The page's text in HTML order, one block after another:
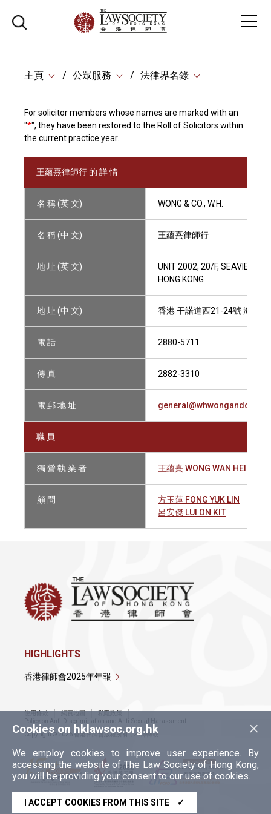
主頁 公眾服務 法律界名錄
For solicitor members whose names are marked with an
"*", they have been restored to the Roll of Solicitors within
the current practice year.
王蘊熹律師行 的 詳 情
名 稱 (英 文) WONG & CO., W.H.
名 稱 (中 文) 王蘊熹律師行
地 址 (英 文)
UNIT 2002, 20/F, SEAVIEW
HONG KONG
地 址 (中 文) 香港 干諾道西21-24號 海景
電 話 2880-5711
傳 真 2882-3310
電 郵 地 址
職 員
獨 營 執 業 者 王蘊熹 WONG WAN HEI
顧 問
方玉蓮 FONG YUK LIN
呂安傑 LUI ON KIT
×
Cookies on hklawsoc.org.hk
We employ cookies to improve user experience. By
accessing the website of The Law Society of Hong Kong,
you will be providing your consent to our use of cookies.
I ACCEPT COOKIES FROM THIS SITE ✓
HIGHLIGHTS
香港律師會2025年年報
使用條款 網頁地圖
私隱政策
Policy on Anti-Discrimination and Anti-Sexual Harassment
Copyright © 2026 香港律師會版權所有，不得轉載